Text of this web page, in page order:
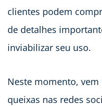
clientes podem
de detalhes
inviabilizar seu uso.
Neste momento,
queixas nas redes